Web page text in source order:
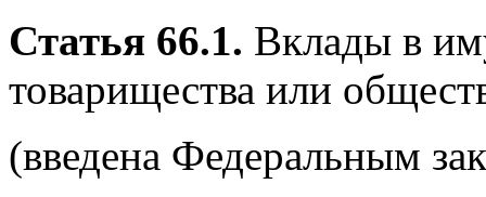
Статья 66.1. Вклады в
товарищества или
(введена Федеральным